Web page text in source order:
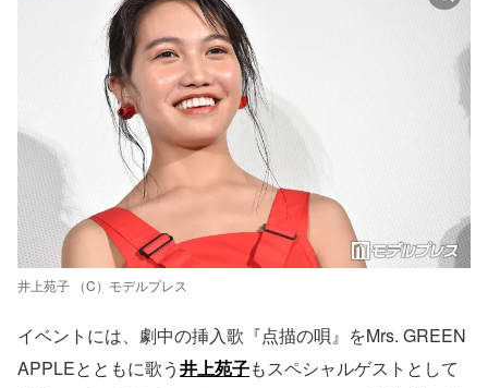
井上苑子 （C）モデルプレス
イベントには、劇中の挿入歌『点描の唄』をMrs. GREEN
APPLEとともに歌う井上苑子もスペシャルゲストとして